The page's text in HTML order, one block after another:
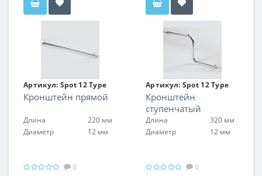
Артикул: Spot 12 Type
15
Кронштейн прямой
Длина
220 мм
Диаметр
12 мм
0
Артикул: Spot 12 Type
16
Кронштейн
ступенчатый
Длина
320 мм
Диаметр
12 мм
0